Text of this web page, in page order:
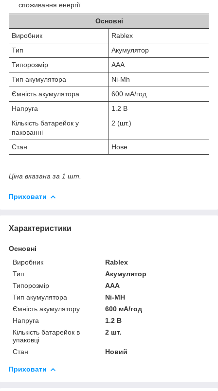
споживання енергії
Основні
Виробник
Rablex
Тип
Акумулятор
Типорозмір
AAA
Тип акумулятора
Ni-Mh
Ємність акумулятора
600 мА/год
Напруга
1.2 В
Кількість батарейок у
пакованні
2 (шт.)
Стан Нове
Ціна вказана за 1 шт.
Приховати
Характеристики
Основні
Виробник
Rablex
Тип
Акумулятор
Типорозмір
AAA
Тип акумулятора
Ni-MH
Ємність акумулятору
600 мА/год
Напруга
1.2 В
Кількість батарейок в
упаковці
2 шт.
Стан Новий
Приховати